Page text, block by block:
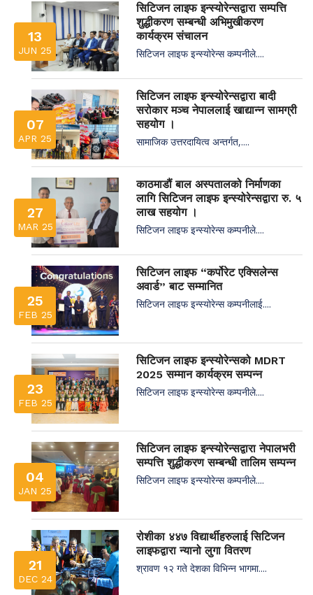
13
JUN 25
सिटिजन लाइफ इन्स्योरेन्सद्वारा सम्पत्ति
शुद्धीकरण सम्बन्धी अभिमुखीकरण
कार्यक्रम संचालन
सिटिजन लाइफ इन्स्योरेन्स कम्पनीले....
07
APR 25
सिटिजन लाइफ इन्स्योरेन्सद्वारा बादी
सरोकार मञ्च नेपाललाई खाद्यान्न सामग्री
सहयोग ।
सामाजिक उत्तरदायित्व अन्तर्गत,....
27
MAR 25
काठमाडौं बाल अस्पतालको निर्माणका
लागि सिटिजन लाइफ इन्स्योरेन्सद्वारा रु. ५
लाख सहयोग ।
सिटिजन लाइफ इन्स्योरेन्स कम्पनीले....
25
FEB 25
सिटिजन लाइफ “कर्पोरेट एक्सिलेन्स
अवार्ड” बाट सम्मानित
सिटिजन लाइफ इन्स्योरेन्स कम्पनीलाई....
23
FEB 25
सिटिजन लाइफ इन्स्योरेन्सको MDRT
2025 सम्मान कार्यक्रम सम्पन्न
सिटिजन लाइफ इन्स्योरेन्स कम्पनीले....
04
JAN 25
सिटिजन लाइफ इन्स्योरेन्सद्वारा नेपालभरी
सम्पत्ति शुद्धीकरण सम्बन्धी तालिम सम्पन्न
सिटिजन लाइफ इन्स्योरेन्स कम्पनीले....
21
DEC 24
रोशीका ४४७ विद्यार्थीहरुलाई सिटिजन
लाइफद्वारा न्यानो लुगा वितरण
श्रावण १२ गते देशका विभिन्न भागमा....